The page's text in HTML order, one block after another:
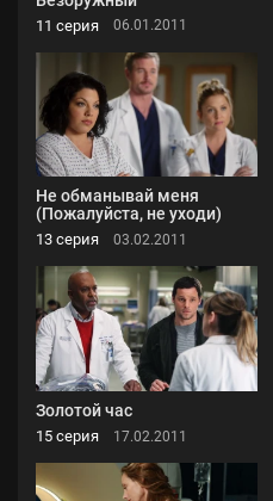
11 серия 06.01.2011
Не обманывай меня
(Пожалуйста, не уходи)
13 серия 03.02.2011
Золотой час
15 серия 17.02.2011